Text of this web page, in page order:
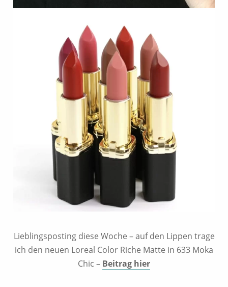
Lieblingsposting diese Woche – auf den Lippen trage
ich den neuen Loreal Color Riche Matte in 633 Moka
Chic – Beitrag hier